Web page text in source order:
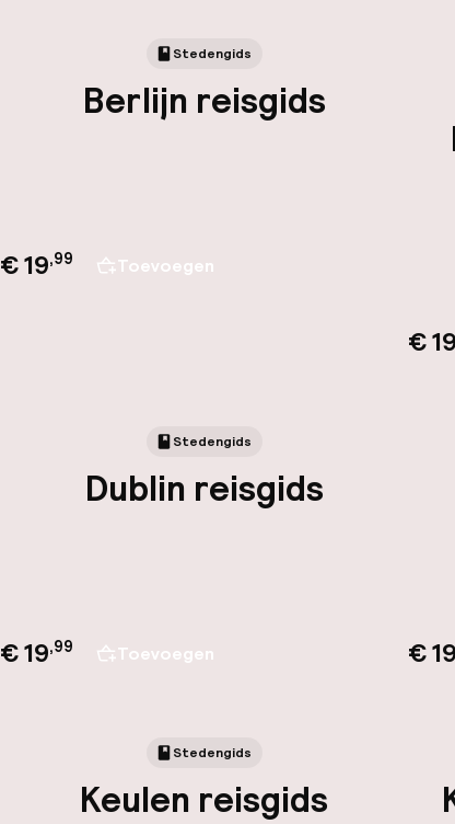
Stedengids
Berlijn reisgids
€ 19,99 Toevoegen
€ 19
Stedengids
Dublin reisgids
€ 19,99 Toevoegen € 19
Stedengids
Keulen reisgids